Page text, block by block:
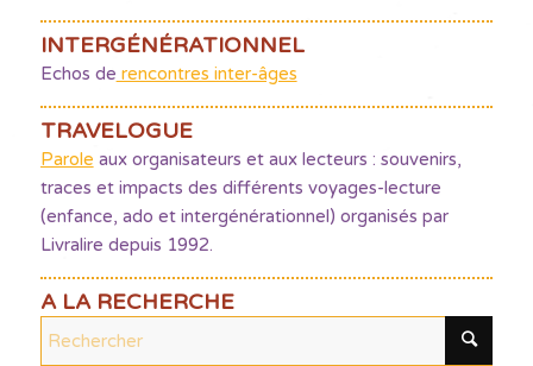
INTERGÉNÉRATIONNEL
Echos de rencontres inter-âges
TRAVELOGUE
Parole aux organisateurs et aux lecteurs : souvenirs,
traces et impacts des différents voyages-lecture
(enfance, ado et intergénérationnel) organisés par
Livralire depuis 1992.
A LA RECHERCHE